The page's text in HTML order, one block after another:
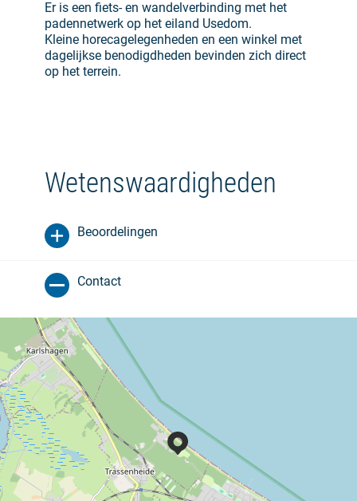
Er is een fiets- en wandelverbinding met het
padennetwerk op het eiland Usedom.
Kleine horecagelegenheden en een winkel met
dagelijkse benodigdheden bevinden zich direct
op het terrein.
Wetenswaardigheden
Beoordelingen
Contact